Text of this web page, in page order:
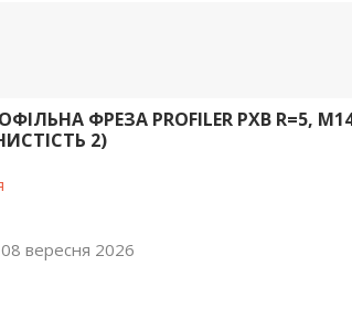
ФРЕЗА PROFILER PXB R=5,
2)
08 вересня 2026